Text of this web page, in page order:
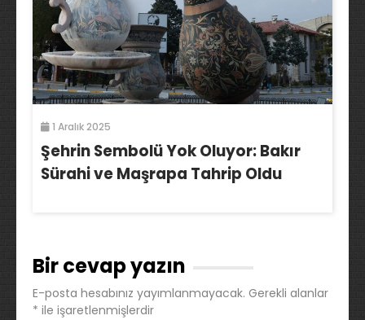
1 Aralık 2025
Şehrin Sembolü Yok Oluyor: Bakır
Sürahi ve Maşrapa Tahrip Oldu
Bir cevap yazın
E-posta hesabınız yayımlanmayacak. Gerekli alanlar
* ile işaretlenmişlerdir